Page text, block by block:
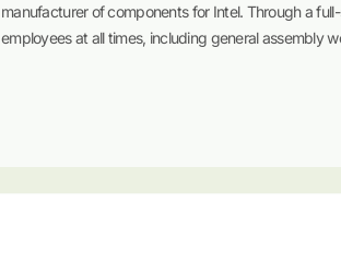
manufacturer of components for Intel. Through a
employees at all times, including general assembly